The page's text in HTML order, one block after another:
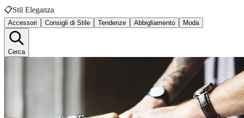
📋Stil Eleganza
Accessori Consigli di Stile Tendenze Abbigliamento Moda
Cerca